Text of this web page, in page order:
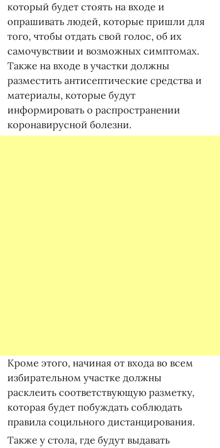
который будет стоять на входе и
опрашивать людей, которые пришли для
того, чтобы отдать свой голос, об их
самочувствии и возможных симптомах.
Также на входе в участки должны
разместить антисептические средства и
материалы, которые будут
информировать о распространении
коронавирусной болезни.
Кроме этого, начиная от входа во всем
избирательном участке должны
расклеить соответствующую разметку,
которая будет побуждать соблюдать
правила социльного дистанцирования.
Также у стола, где будут выдавать